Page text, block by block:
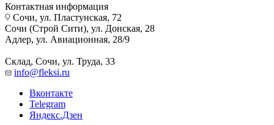
Контактная информация
Сочи, ул. Пластунская, 72
Сочи (Строй Сити), ул. Донская, 28
Адлер, ул. Авиационная, 28/9
Склад, Сочи, ул. Труда, 33
info@fleksi.ru
Вконтакте
Telegram
Яндекс.Дзен